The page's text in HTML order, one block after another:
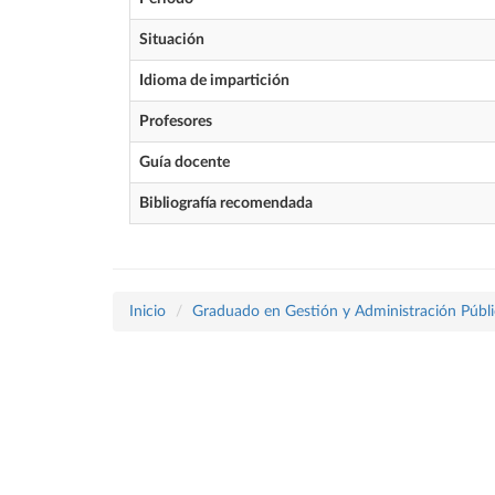
Situación
Idioma de impartición
Profesores
Guía docente
Bibliografía recomendada
Inicio Graduado en Gestión y Administración